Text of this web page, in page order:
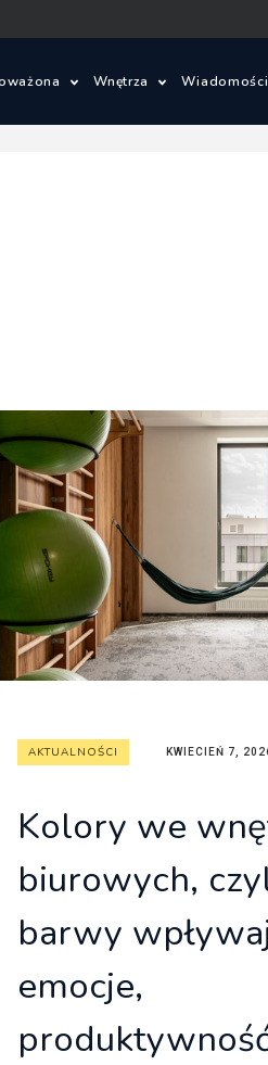
dla architekta
Wnętrza Wiadomości
AKTUALNOŚCI KWIECIEŃ 7,
Kolory we
biurowych,
barwy
emocje,